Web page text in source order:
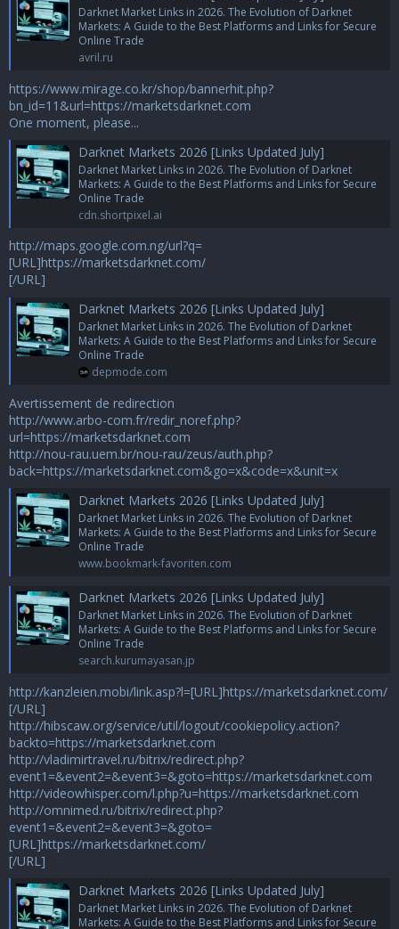
Darknet Market Links in 2026. The Evolution of Darknet
Markets: A Guide to the Best Platforms and Links for Secure
Online Trade
avril.ru
https://www.mirage.co.kr/shop/bannerhit.php?
bn_id=11&url=https://marketsdarknet.com
One moment, please...
Darknet Markets 2026 [Links Updated July]
Darknet Market Links in 2026. The Evolution of Darknet
Markets: A Guide to the Best Platforms and Links for Secure
Online Trade
cdn.shortpixel.ai
http://maps.google.com.ng/url?q=
[URL]https://marketsdarknet.com/
[/URL]
Darknet Markets 2026 [Links Updated July]
Darknet Market Links in 2026. The Evolution of Darknet
Markets: A Guide to the Best Platforms and Links for Secure
Online Trade
depmode.com
Avertissement de redirection
http://www.arbo-com.fr/redir_noref.php?
url=https://marketsdarknet.com
http://nou-rau.uem.br/nou-rau/zeus/auth.php?
back=https://marketsdarknet.com&go=x&code=x&unit=x
Darknet Markets 2026 [Links Updated July]
Darknet Market Links in 2026. The Evolution of Darknet
Markets: A Guide to the Best Platforms and Links for Secure
Online Trade
www.bookmark-favoriten.com
Darknet Markets 2026 [Links Updated July]
Darknet Market Links in 2026. The Evolution of Darknet
Markets: A Guide to the Best Platforms and Links for Secure
Online Trade
search.kurumayasan.jp
http://kanzleien.mobi/link.asp?l=[URL]https://marketsdarknet.com/
[/URL]
http://hibscaw.org/service/util/logout/cookiepolicy.action?
backto=https://marketsdarknet.com
http://vladimirtravel.ru/bitrix/redirect.php?
event1=&event2=&event3=&goto=https://marketsdarknet.com
http://videowhisper.com/l.php?u=https://marketsdarknet.com
http://omnimed.ru/bitrix/redirect.php?
event1=&event2=&event3=&goto=
[URL]https://marketsdarknet.com/
[/URL]
Darknet Markets 2026 [Links Updated July]
Darknet Market Links in 2026. The Evolution of Darknet
Markets: A Guide to the Best Platforms and Links for Secure